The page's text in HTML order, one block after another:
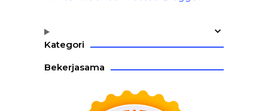
Kategori
Bekerjasama